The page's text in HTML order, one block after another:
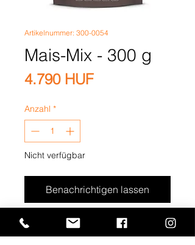
Artikelnummer: 300-0054
Mais-Mix - 300 g
4.790 HUFPreis
Anzahl *
Nicht verfügbar
Benachrichtigen lassen
Premium geröstete Pistazien
(gegrillt), Cashewnüsse